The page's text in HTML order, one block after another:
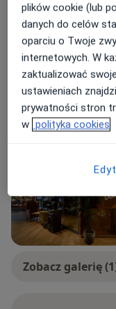
Główne obszary
Brak zębów
Starcie zębów
Rodzaje konsultacji
Stacjonarne
Zobacz galerię
plików cookie (lub
danych do celów
oparciu o Twoje
internetowych. W
zaktualizować
ustawieniach
prywatności stron
w polityka cookies